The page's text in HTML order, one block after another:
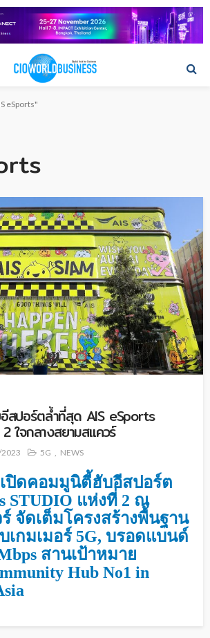
eSports"
สปอร์ตล้ำที่สุด AIS eSports
ใจกลางสยามสแควร์
5G NEWS
เปิดคอมมูนิตี้ฮับอีสปอร์ต
STUDIO แห่งที่ 2 ณ
จัดเต็มโครงสร้างพื้นฐาน
เกมเมอร์ 5G, บรอดแบนด์
สานเป้าหมาย
Hub No1 in